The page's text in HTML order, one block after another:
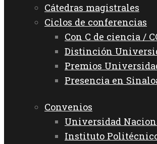
Cátedras magistrales
Ciclos de conferencias
Con C de ciencia /
Distinción
Premios
Presencia en
Convenios
Universidad
Instituto